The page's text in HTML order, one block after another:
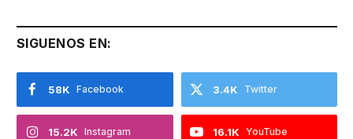
SIGUENOS EN:
Facebook
58K Twitter
3.4K
Instagram
15.2K YouTube
16.1K